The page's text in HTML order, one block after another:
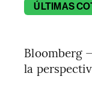
ÚLTIMAS
Bloomberg
la